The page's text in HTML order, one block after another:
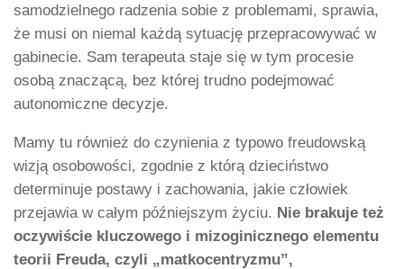
samodzielnego radzenia sobie z problemami, sprawia,
że musi on niemal każdą sytuację przepracowywać w
gabinecie. Sam terapeuta staje się w tym procesie
osobą znaczącą, bez której trudno podejmować
autonomiczne decyzje.
Mamy tu również do czynienia z typowo freudowską
wizją osobowości, zgodnie z którą dzieciństwo
determinuje postawy i zachowania, jakie człowiek
przejawia w całym późniejszym życiu. Nie brakuje też
oczywiście kluczowego i mizoginicznego elementu
teorii Freuda, czyli „matkocentryzmu”,